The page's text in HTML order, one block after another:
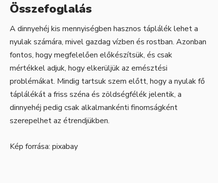
Összefoglalás
A dinnyehéj kis mennyiségben hasznos táplálék lehet a
nyulak számára, mivel gazdag vízben és rostban. Azonban
fontos, hogy megfelelően előkészítsük, és csak
mértékkel adjuk, hogy elkerüljük az emésztési
problémákat. Mindig tartsuk szem előtt, hogy a nyulak fő
táplálékát a friss széna és zöldségfélék jelentik, a
dinnyehéj pedig csak alkalmankénti finomságként
szerepelhet az étrendjükben.
Kép forrása: pixabay